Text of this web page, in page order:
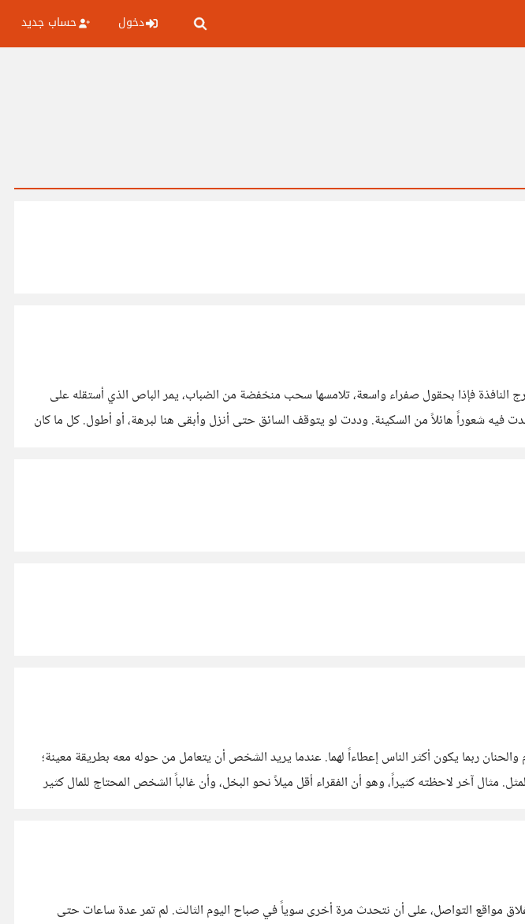
دخول حساب جديد
شروق الشمس بقليل، نظرت خارج النافذة فإذا بحقول صفراء واسعة، تلامسها سحب منخفضة من الضباب، يمر الباص الذي أستقله على
فيه شعوراً هائلاً من السكينة. وددت لو يتوقف السائق حتى أنزل وأبقى هنا لبرهة، أو أطول. كل ما كان
ربما يكون أكثر الناس إعطاءاً لهما. عندما يريد الشخص أن يتعامل من حوله معه بطريقة معينة؛
مثال آخر لاحظته كثيراً، وهو أن الفقراء أقل ميلاً نحو البخل، وأن غالباً الشخص المحتاج للمال كثير
مواقع التواصل، على أن نتحدث مرة أخرى سوياً في صباح اليوم الثالث. لم تمر عدة ساعات حتى